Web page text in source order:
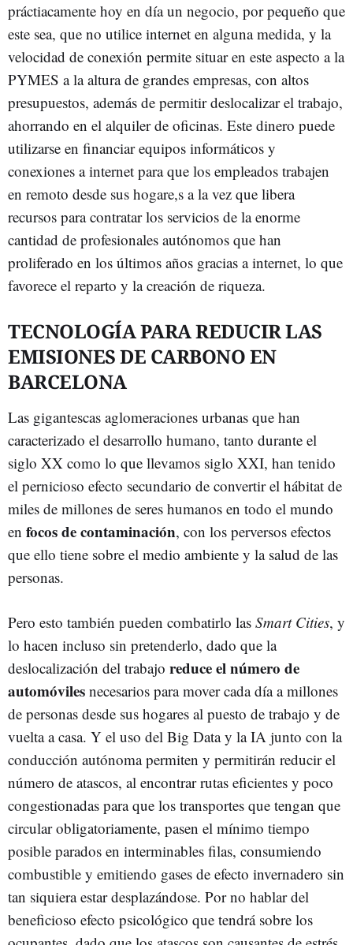
práctiacamente hoy en día un negocio, por pequeño que
este sea, que no utilice internet en alguna medida, y la
velocidad de conexión permite situar en este aspecto a la
PYMES a la altura de grandes empresas, con altos
presupuestos, además de permitir deslocalizar el trabajo,
ahorrando en el alquiler de oficinas. Este dinero puede
utilizarse en financiar equipos informáticos y
conexiones a internet para que los empleados trabajen
en remoto desde sus hogare,s a la vez que libera
recursos para contratar los servicios de la enorme
cantidad de profesionales autónomos que han
proliferado en los últimos años gracias a internet, lo que
favorece el reparto y la creación de riqueza.
TECNOLOGÍA PARA REDUCIR LAS
EMISIONES DE CARBONO EN
BARCELONA
Las gigantescas aglomeraciones urbanas que han
caracterizado el desarrollo humano, tanto durante el
siglo XX como lo que llevamos siglo XXI, han tenido
el pernicioso efecto secundario de convertir el hábitat de
miles de millones de seres humanos en todo el mundo
en focos de contaminación, con los perversos efectos
que ello tiene sobre el medio ambiente y la salud de las
personas.
Pero esto también pueden combatirlo las Smart Cities, y
lo hacen incluso sin pretenderlo, dado que la
deslocalización del trabajo reduce el número de
automóviles necesarios para mover cada día a millones
de personas desde sus hogares al puesto de trabajo y de
vuelta a casa. Y el uso del Big Data y la IA junto con la
conducción autónoma permiten y permitirán reducir el
número de atascos, al encontrar rutas eficientes y poco
congestionadas para que los transportes que tengan que
circular obligatoriamente, pasen el mínimo tiempo
posible parados en interminables filas, consumiendo
combustible y emitiendo gases de efecto invernadero sin
tan siquiera estar desplazándose. Por no hablar del
beneficioso efecto psicológico que tendrá sobre los